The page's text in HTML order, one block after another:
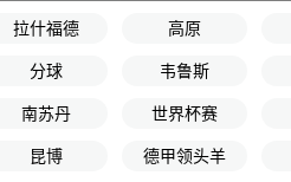
拉什福德 高原
分球 韦鲁斯
南苏丹 世界杯赛
昆博 德甲领头羊